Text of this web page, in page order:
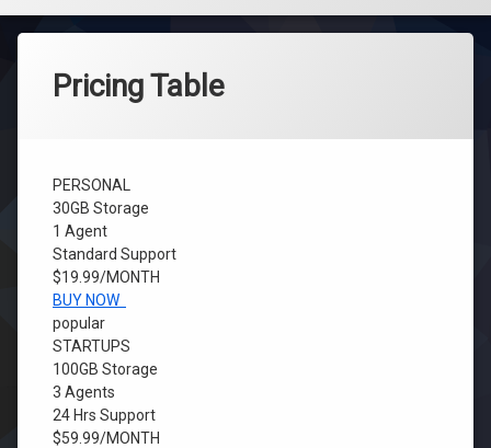
Pricing Table
PERSONAL
30GB Storage
1 Agent
Standard Support
$19.99/MONTH
BUY NOW
popular
STARTUPS
100GB Storage
3 Agents
24 Hrs Support
$59.99/MONTH